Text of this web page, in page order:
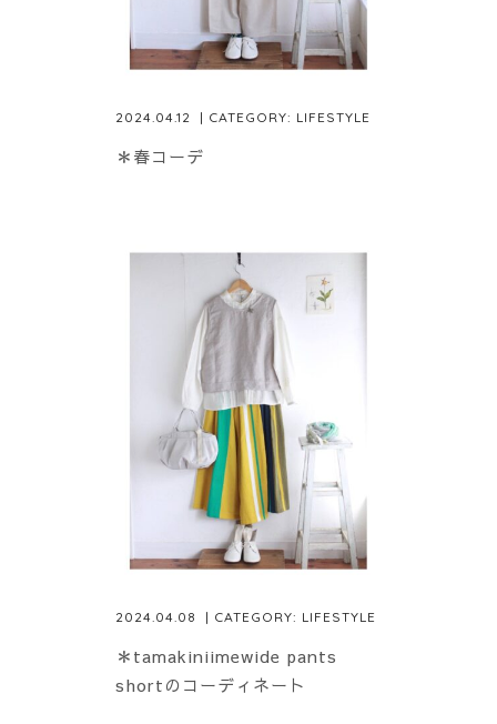
2024.04.12 | CATEGORY: LIFESTYLE
＊春コーデ
2024.04.08 | CATEGORY: LIFESTYLE
＊tamakiniimewide pants
shortのコーディネート